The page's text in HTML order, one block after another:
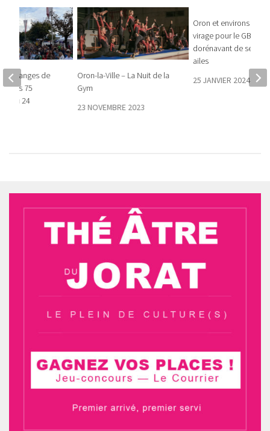
Oron-la-Ville – La Nuit de la
Gym
23 NOVEMBRE 2023
Oron et environs –
virage pour le GBOM
dorénavant de ses
ailes
25 JANVIER 2024
vendanges de
ses 75
au 24